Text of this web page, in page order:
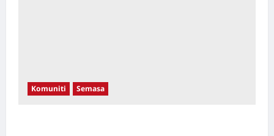
Komuniti Semasa